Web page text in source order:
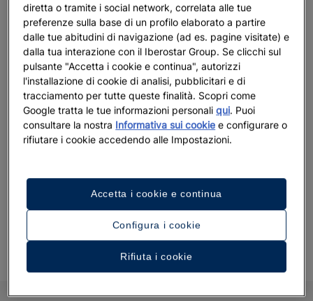
Desiderate più privacy e glamour?Un soggiorno nei nostri
hotel per soli adulti
, di lusso o di gran lusso, è la scelta
migliore.
Come potete vedere, avete a disposizione diverse opzioni per
rendere indimenticabile la vostra fuga a due. Scopriteli e
venite a vivere la vostra vacanza da sogno!
diretta o tramite i social network, correlata alle tue
preferenze sulla base di un profilo elaborato a partire
dalle tue abitudini di navigazione (ad es. pagine visitate) e
dalla tua interazione con il Iberostar Group. Se clicchi sul
pulsante "Accetta i cookie e continua", autorizzi
l'installazione di cookie di analisi, pubblicitari e di
tracciamento per tutte queste finalità. Scopri come
Google tratta le tue informazioni personaliqui. Puoi
consultare la nostra Informativa sui cookie e configurare o
rifiutare i cookie accedendo alle Impostazioni.
Configura i cookie
Rifiuta i cookie
Accetta i cookie e continua